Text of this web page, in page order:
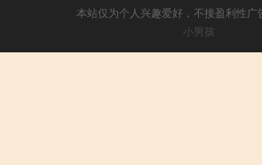
本站仅为个人兴趣爱好，不接盈利性广
小男孩